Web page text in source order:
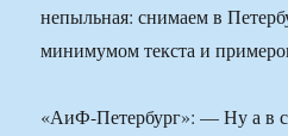
непыльная: снимаем в
минимумом текста и
«АиФ-Петербург»: — Ну а в